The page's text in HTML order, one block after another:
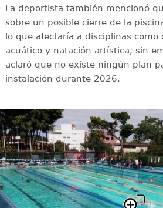
La deportista también mencionó
sobre un posible cierre de la
lo que afectaría a disciplinas como
acuático y natación artística; sin
aclaró que no existe ningún plan
instalación durante 2026.